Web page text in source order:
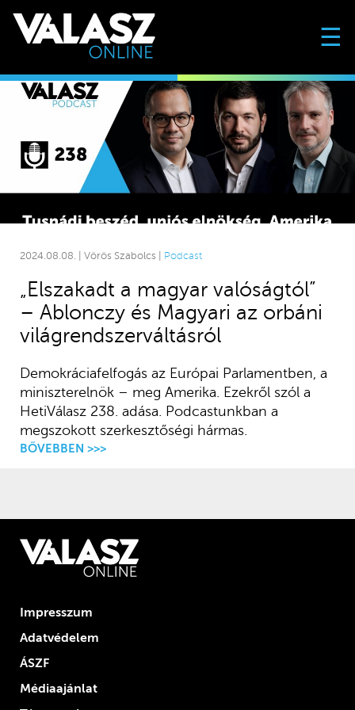
☰
2024.08.08. | Vörös Szabolcs | Podcast
„Elszakadt a magyar valóságtól”
– Ablonczy és Magyari az orbáni
világrendszerváltásról
Demokráciafelfogás az Európai Parlamentben, a
miniszterelnök – meg Amerika. Ezekről szól a
HetiVálasz 238. adása. Podcastunkban a
megszokott szerkesztőségi hármas.
BŐVEBBEN >>>
Impresszum
Adatvédelem
ÁSZF
Médiaajánlat